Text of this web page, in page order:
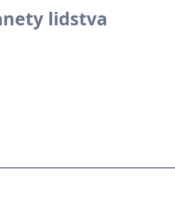
lidstva